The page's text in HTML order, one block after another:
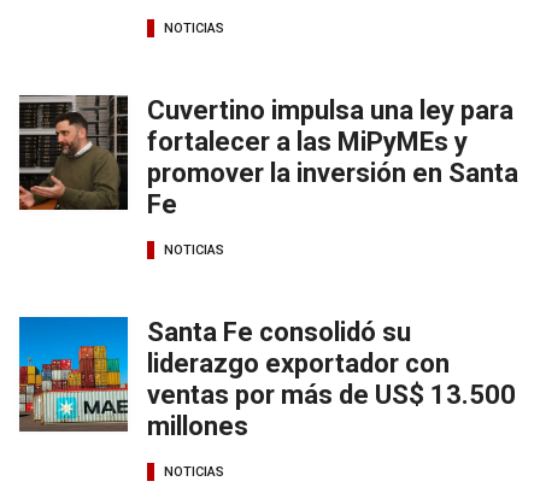
NOTICIAS
Cuvertino impulsa una ley para
fortalecer a las MiPyMEs y
promover la inversión en Santa
Fe
NOTICIAS
Santa Fe consolidó su
liderazgo exportador con
ventas por más de US$ 13.500
millones
NOTICIAS